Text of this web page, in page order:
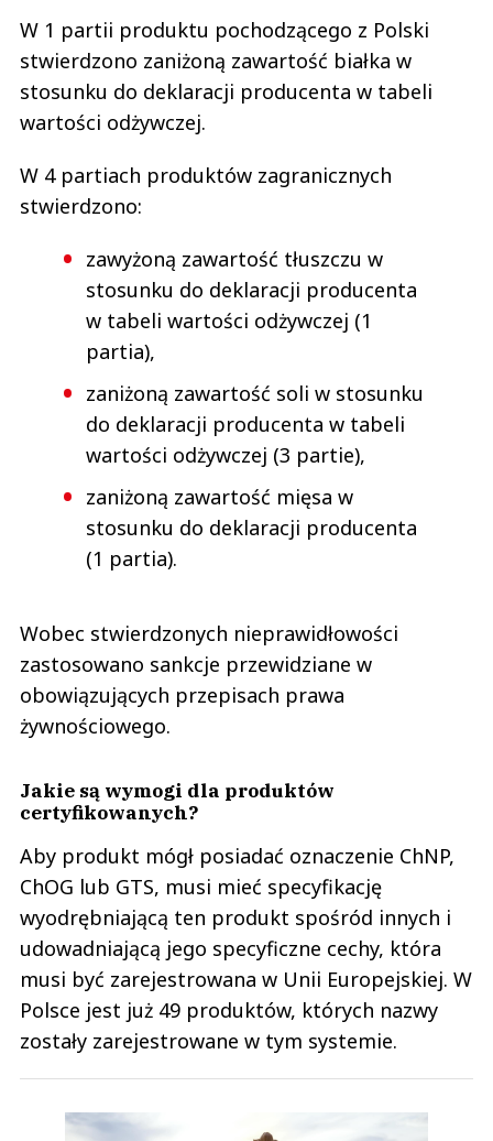
W 1 partii produktu pochodzącego z Polski
stwierdzono zaniżoną zawartość białka w
stosunku do deklaracji producenta w tabeli
wartości odżywczej.
W 4 partiach produktów zagranicznych
stwierdzono:
zawyżoną zawartość tłuszczu w
stosunku do deklaracji producenta
w tabeli wartości odżywczej (1
partia),
zaniżoną zawartość soli w stosunku
do deklaracji producenta w tabeli
wartości odżywczej (3 partie),
zaniżoną zawartość mięsa w
stosunku do deklaracji producenta
(1 partia).
Wobec stwierdzonych nieprawidłowości
zastosowano sankcje przewidziane w
obowiązujących przepisach prawa
żywnościowego.
Jakie są wymogi dla produktów
certyfikowanych?
Aby produkt mógł posiadać oznaczenie ChNP,
ChOG lub GTS, musi mieć specyfikację
wyodrębniającą ten produkt spośród innych i
udowadniającą jego specyficzne cechy, która
musi być zarejestrowana w Unii Europejskiej. W
Polsce jest już 49 produktów, których nazwy
zostały zarejestrowane w tym systemie.